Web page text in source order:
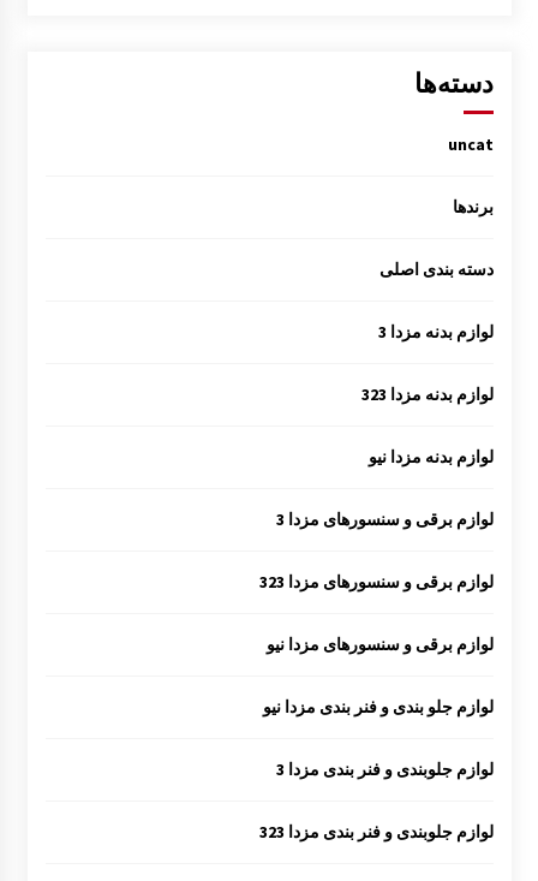
دسته‌ها
uncat
برندها
دسته بندی اصلی
لوازم بدنه مزدا 3
لوازم بدنه مزدا 323
لوازم بدنه مزدا نیو
لوازم برقی و سنسورهای مزدا 3
لوازم برقی و سنسورهای مزدا 323
لوازم برقی و سنسورهای مزدا نیو
لوازم جلو بندی و فنر بندی مزدا نیو
لوازم جلوبندی و فنر بندی مزدا 3
لوازم جلوبندی و فنر بندی مزدا 323